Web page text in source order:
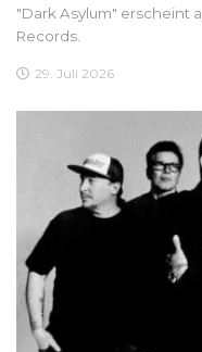
"Dark Asylum" erscheint
Records.
29. Juli 2026